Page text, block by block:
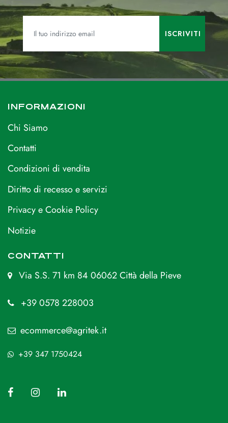
INFORMAZIONI
Chi Siamo
Contatti
Condizioni di vendita
Diritto di recesso e servizi
Privacy e Cookie Policy
Notizie
CONTATTI
Via S.S. 71 km 84 06062 Città della Pieve
+39 0578 228003
ecommerce@agritek.it
+39 347 1750424